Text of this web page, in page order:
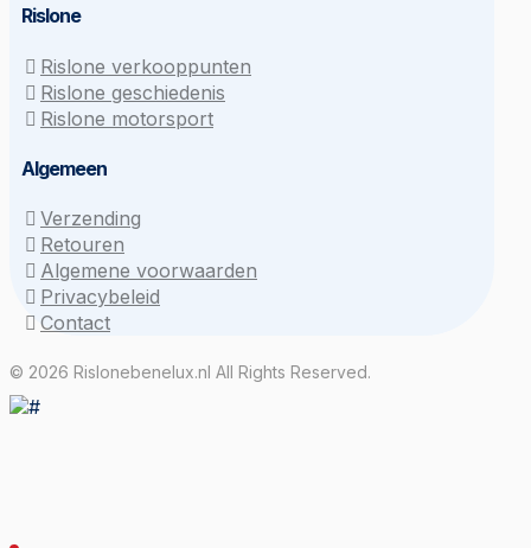
Rislone
Rislone verkooppunten
Rislone geschiedenis
Rislone motorsport
Algemeen
Verzending
Retouren
Algemene voorwaarden
Privacybeleid
Contact
© 2026 Rislonebenelux.nl All Rights Reserved.